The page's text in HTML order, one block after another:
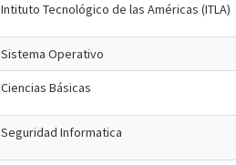
Intituto Tecnológico de las Américas (ITLA)
Sistema Operativo
Ciencias Básicas
Seguridad Informatica